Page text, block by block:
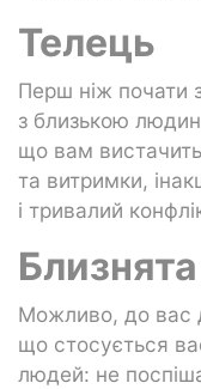
Телець
Перш ніж почати
з близькою
що вам
та витримки,
і тривалий
Близнята
Можливо, до вас
що стосується
людей: не